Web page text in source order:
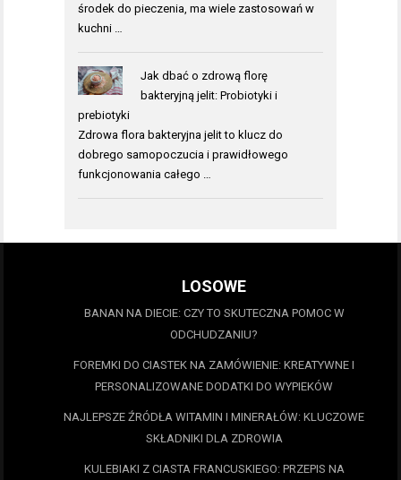
środek do pieczenia, ma wiele zastosowań w
kuchni …
Jak dbać o zdrową florę
bakteryjną jelit: Probiotyki i
prebiotyki
Zdrowa flora bakteryjna jelit to klucz do
dobrego samopoczucia i prawidłowego
funkcjonowania całego …
LOSOWE
BANAN NA DIECIE: CZY TO SKUTECZNA POMOC W
ODCHUDZANIU?
FOREMKI DO CIASTEK NA ZAMÓWIENIE: KREATYWNE I
PERSONALIZOWANE DODATKI DO WYPIEKÓW
NAJLEPSZE ŹRÓDŁA WITAMIN I MINERAŁÓW: KLUCZOWE
SKŁADNIKI DLA ZDROWIA
KULEBIAKI Z CIASTA FRANCUSKIEGO: PRZEPIS NA